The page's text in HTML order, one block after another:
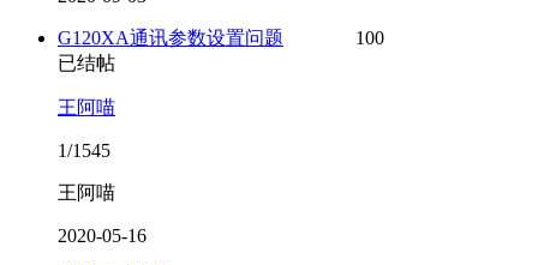
G120XA通讯参数设置问题
100
已结帖
王阿喵
1/1545
王阿喵
2020-05-16